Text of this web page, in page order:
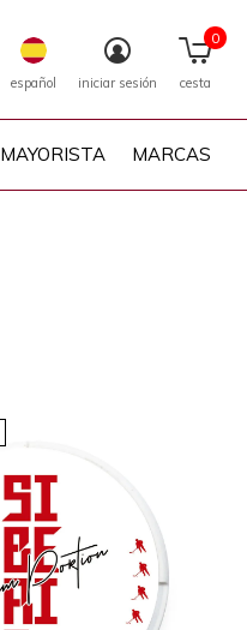
MAYORISTA MARCAS
español iniciar sesión cesta
0